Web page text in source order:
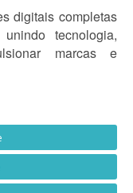
digitais completas
tecnologia,
marcas e